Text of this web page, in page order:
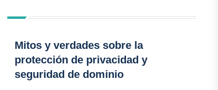
Mitos y verdades sobre la
protección de privacidad y
seguridad de dominio